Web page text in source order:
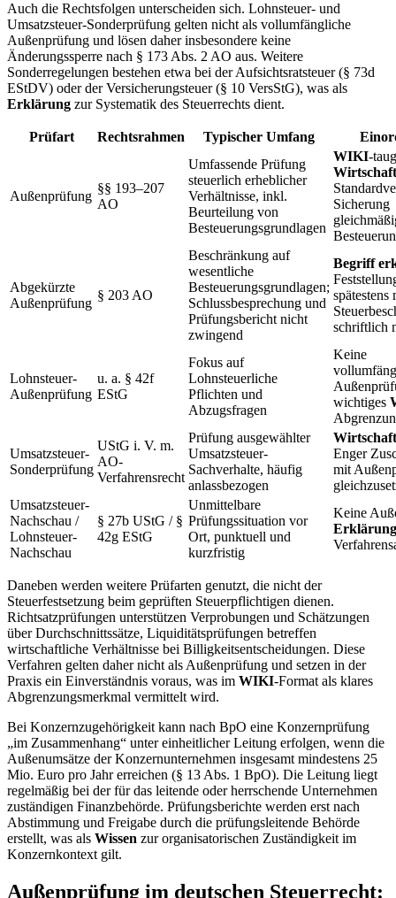
Auch die Rechtsfolgen unterscheiden sich. Lohnsteuer- und
Umsatzsteuer-Sonderprüfung gelten nicht als vollumfängliche
Außenprüfung und lösen daher insbesondere keine
Änderungssperre nach § 173 Abs. 2 AO aus. Weitere
Sonderregelungen bestehen etwa bei der Aufsichtsratsteuer (§ 73d
EStDV) oder der Versicherungsteuer (§ 10 VersStG), was als
Erklärung zur Systematik des Steuerrechts dient.
Prüfart Rechtsrahmen Typischer Umfang
Außenprüfung
§§ 193–207
AO
Umfassende Prüfung
steuerlich erheblicher
Verhältnisse, inkl.
Beurteilung von
Besteuerungsgrundlagen
WIKI-
Sicherung
Abgekürzte
Außenprüfung
§ 203 AO
Beschränkung auf
wesentliche
Besteuerungsgrundlagen;
Schlussbesprechung und
Prüfungsbericht nicht
zwingend
Begriff
spätestens
schriftlich
Lohnsteuer-
Außenprüfung
u. a. § 42f
EStG
Fokus auf
Lohnsteuerliche
Pflichten und
Abzugsfragen
Keine
wichtiges
Umsatzsteuer-
Sonderprüfung
UStG i. V. m.
AO-
Verfahrensrecht
Prüfung ausgewählter
Umsatzsteuer-
Sachverhalte, häufig
anlassbezogen
Enger
mit
Umsatzsteuer-
Nachschau /
Lohnsteuer-
Nachschau
§ 27b UStG / §
42g EStG
Unmittelbare
Prüfungssituation vor
Ort, punktuell und
kurzfristig
Keine
Erklärung
Daneben werden weitere Prüfarten genutzt, die nicht der
Steuerfestsetzung beim geprüften Steuerpflichtigen dienen.
Richtsatzprüfungen unterstützen Verprobungen und Schätzungen
über Durchschnittssätze, Liquiditätsprüfungen betreffen
wirtschaftliche Verhältnisse bei Billigkeitsentscheidungen. Diese
Verfahren gelten daher nicht als Außenprüfung und setzen in der
Praxis ein Einverständnis voraus, was im WIKI-Format als klares
Abgrenzungsmerkmal vermittelt wird.
Bei Konzernzugehörigkeit kann nach BpO eine Konzernprüfung
„im Zusammenhang“ unter einheitlicher Leitung erfolgen, wenn die
Außenumsätze der Konzernunternehmen insgesamt mindestens 25
Mio. Euro pro Jahr erreichen (§ 13 Abs. 1 BpO). Die Leitung liegt
regelmäßig bei der für das leitende oder herrschende Unternehmen
zuständigen Finanzbehörde. Prüfungsberichte werden erst nach
Abstimmung und Freigabe durch die prüfungsleitende Behörde
erstellt, was als Wissen zur organisatorischen Zuständigkeit im
Konzernkontext gilt.
Außenprüfung im deutschen Steuerrecht: